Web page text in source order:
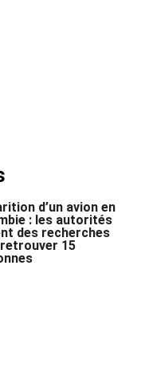
d’un avion en
: les autorités
des recherches
15